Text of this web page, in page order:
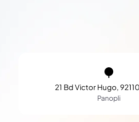
21 Bd Victor Hugo,
Panopli